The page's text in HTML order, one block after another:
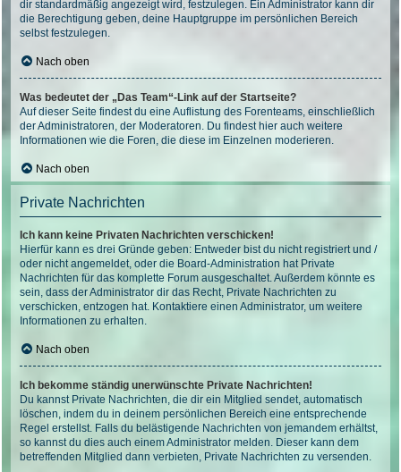
dir standardmäßig angezeigt wird, festzulegen. Ein Administrator kann dir
die Berechtigung geben, deine Hauptgruppe im persönlichen Bereich
selbst festzulegen.
Nach oben
Was bedeutet der „Das Team“-Link auf der Startseite?
Auf dieser Seite findest du eine Auflistung des Forenteams, einschließlich
der Administratoren, der Moderatoren. Du findest hier auch weitere
Informationen wie die Foren, die diese im Einzelnen moderieren.
Nach oben
Private Nachrichten
Ich kann keine Privaten Nachrichten verschicken!
Hierfür kann es drei Gründe geben: Entweder bist du nicht registriert und /
oder nicht angemeldet, oder die Board-Administration hat Private
Nachrichten für das komplette Forum ausgeschaltet. Außerdem könnte es
sein, dass der Administrator dir das Recht, Private Nachrichten zu
verschicken, entzogen hat. Kontaktiere einen Administrator, um weitere
Informationen zu erhalten.
Nach oben
Ich bekomme ständig unerwünschte Private Nachrichten!
Du kannst Private Nachrichten, die dir ein Mitglied sendet, automatisch
löschen, indem du in deinem persönlichen Bereich eine entsprechende
Regel erstellst. Falls du belästigende Nachrichten von jemandem erhältst,
so kannst du dies auch einem Administrator melden. Dieser kann dem
betreffenden Mitglied dann verbieten, Private Nachrichten zu versenden.